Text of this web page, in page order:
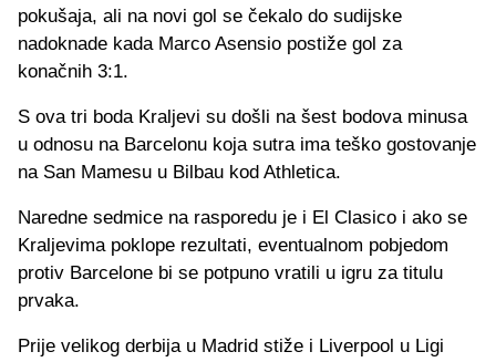
pokušaja, ali na novi gol se čekalo do sudijske
nadoknade kada Marco Asensio postiže gol za
konačnih 3:1.
S ova tri boda Kraljevi su došli na šest bodova minusa
u odnosu na Barcelonu koja sutra ima teško gostovanje
na San Mamesu u Bilbau kod Athletica.
Naredne sedmice na rasporedu je i El Clasico i ako se
Kraljevima poklope rezultati, eventualnom pobjedom
protiv Barcelone bi se potpuno vratili u igru za titulu
prvaka.
Prije velikog derbija u Madrid stiže i Liverpool u Ligi